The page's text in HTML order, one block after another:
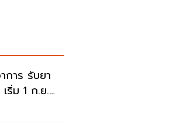
การ รับยา
ริ่ม 1 ก.ย.